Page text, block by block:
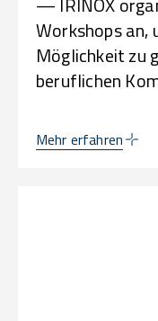
Workshops an,
Möglichkeit zu
beruflichen
Mehr erfahren